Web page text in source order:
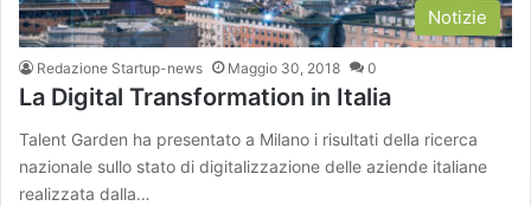
Notizie
Redazione Startup-news Maggio 30, 2018 0
La Digital Transformation in Italia
Talent Garden ha presentato a Milano i risultati della ricerca
nazionale sullo stato di digitalizzazione delle aziende italiane
realizzata dalla…